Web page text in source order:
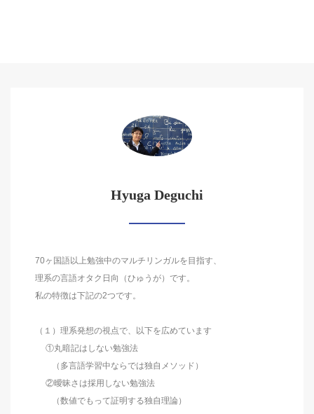
Hyuga Deguchi
70ヶ国語以上勉強中のマルチリンガルを目指す、
理系の言語オタク日向（ひゅうが）です。
私の特徴は下記の2つです。
（１）理系発想の視点で、以下を広めています
①丸暗記はしない勉強法
（多言語学習中ならでは独自メソッド）
②曖昧さは採用しない勉強法
（数値でもって証明する独自理論）